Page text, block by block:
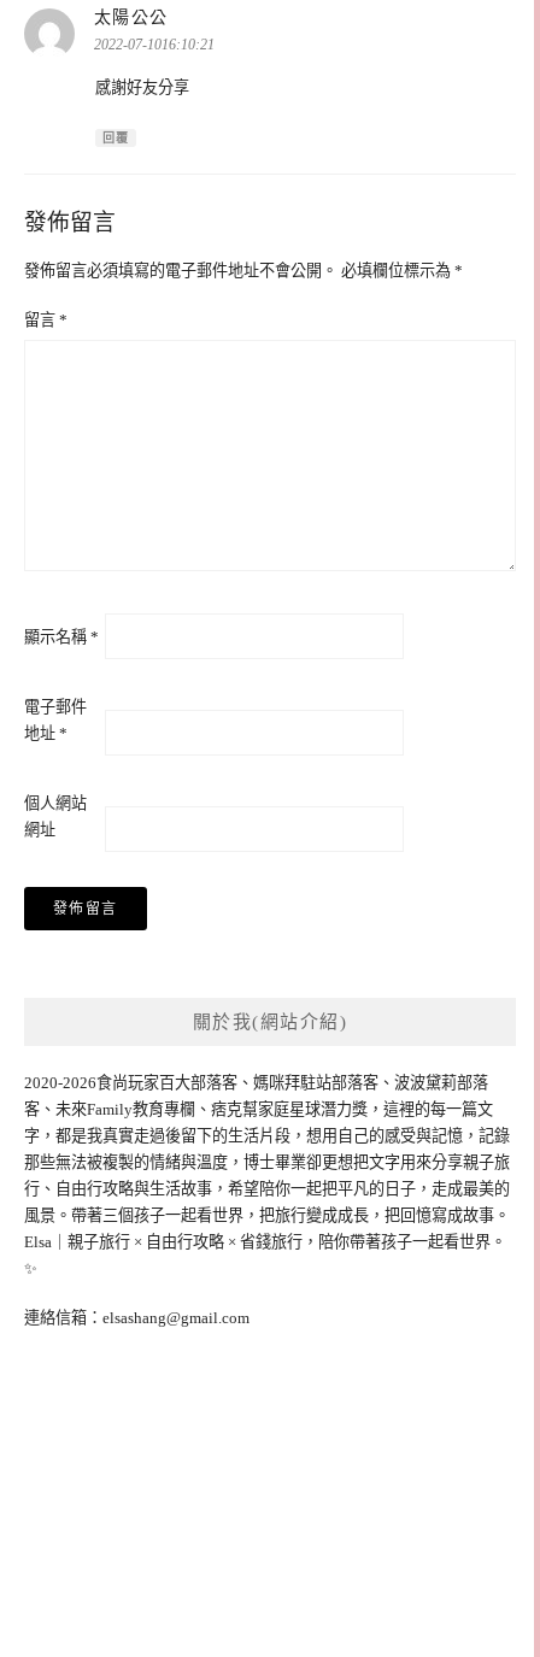
太陽公公
示:
2022-07-1016:10:21
感謝好友分享
回覆
發佈留言
發佈留言必須填寫的電子郵件地址不會公開。 必填欄位標示為 *
留言 *
顯示名稱 *
電子郵件
地址 *
個人網站
網址
關於我(網站介紹)
2020-2026食尚玩家百大部落客、媽咪拜駐站部落客、波波黛莉部落
客、未來Family教育專欄、痞克幫家庭星球潛力獎，這裡的每一篇文
字，都是我真實走過後留下的生活片段，想用自己的感受與記憶，記錄
那些無法被複製的情緒與溫度，博士畢業卻更想把文字用來分享親子旅
行、自由行攻略與生活故事，希望陪你一起把平凡的日子，走成最美的
風景。帶著三個孩子一起看世界，把旅行變成成長，把回憶寫成故事。
Elsa｜親子旅行 × 自由行攻略 × 省錢旅行，陪你帶著孩子一起看世界。
✨
連絡信箱： elsashang@gmail.com